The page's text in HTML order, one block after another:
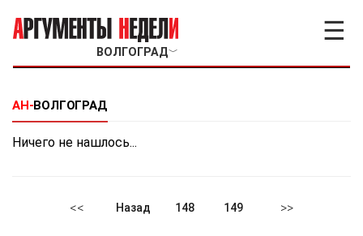
ВОЛГОГРАД﹀
☰
АН-ВОЛГОГРАД
Ничего не нашлось...
<< Назад 148 149 >>